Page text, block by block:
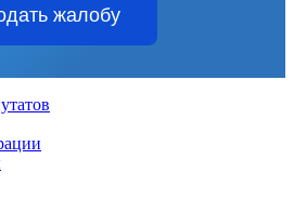
жалобу